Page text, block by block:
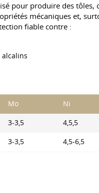
pour produire des
mécaniques et,
fiable contre :
Mo Ni
3-3,5 4,5,5
3-3,5 4,5-6,5